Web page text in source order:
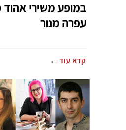
במופע משירי אהוד
עפרה מנור
קרא עוד